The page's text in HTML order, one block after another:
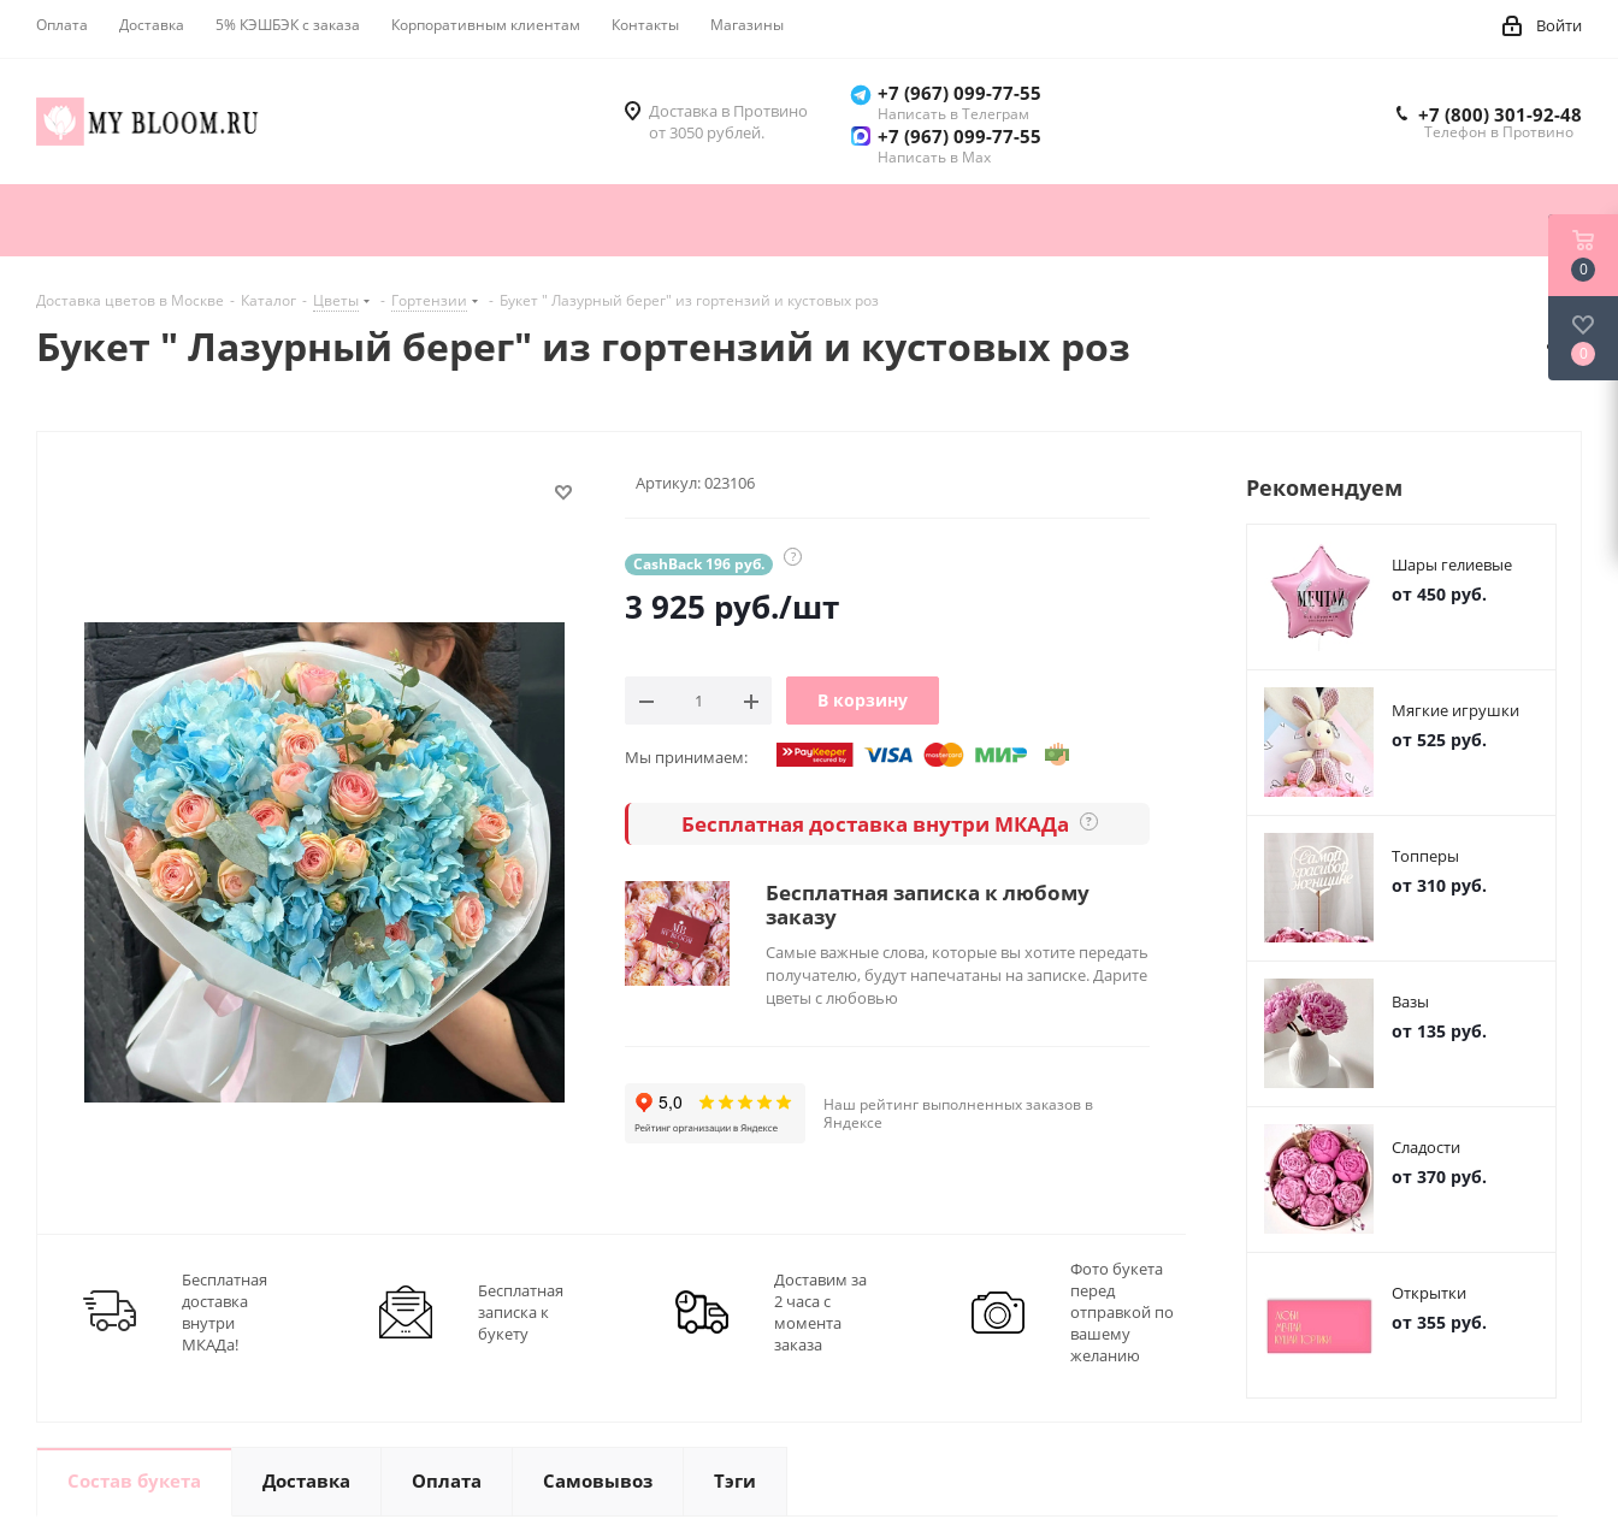
Оплата Доставка 5% КЭШБЭК с заказа Корпоративным клиентам Контакты Магазины Войти
Доставка в Протвино
от 3050 рублей.
+7 (967) 099-77-55
Написать в Телеграм
+7 (967) 099-77-55
Написать в Мах
+7 (800) 301-92-48
Телефон в Протвино
Доставка цветов в Москве - Каталог - Цветы - Гортензии - Букет " Лазурный берег" из гортензий и кустовых роз
Букет " Лазурный берег" из гортензий и кустовых роз
Артикул:023106
CashBack 196 руб. ?
3 925 руб./шт
В корзину
Мы принимаем:
Бесплатная доставка внутри МКАДа ?
Бесплатная записка к любому
заказу
Самые важные слова, которые вы хотите передать
получателю, будут напечатаны на записке. Дарите
цветы с любовью
Наш рейтинг выполненных заказов в
Яндексе
Бесплатная
доставка
внутри
МКАДа!
Бесплатная
записка к
букету
Доставим за
2 часа с
момента
заказа
Фото букета
перед
отправкой по
вашему
желанию
Рекомендуем
Шары гелиевые
от 450 руб.
Мягкие игрушки
от 525 руб.
Топперы
от 310 руб.
Вазы
от 135 руб.
Сладости
от 370 руб.
Открытки
от 355 руб.
Состав букета Доставка Оплата Самовывоз Тэги
0
0